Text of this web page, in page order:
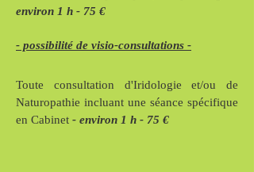
environ 1 h - 75 €
- possibilité de visio-consultations -
Toute consultation d'Iridologie et/ou de
Naturopathie incluant une séance spécifique
en Cabinet - environ 1 h - 75 €